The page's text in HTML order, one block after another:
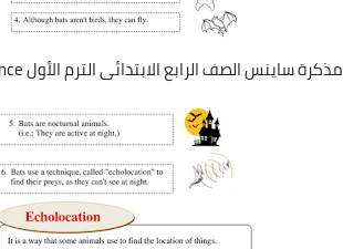
مذكرة ساينس الصف الرابع الابتدائى الترم الأول primary 4 science